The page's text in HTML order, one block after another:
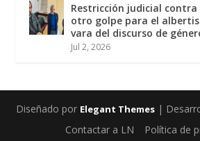
Restricción judicial contra
otro golpe para el
vara del discurso de
Jul 2, 2026
Diseñado por Elegant Themes|
Contactar a LN
Política de